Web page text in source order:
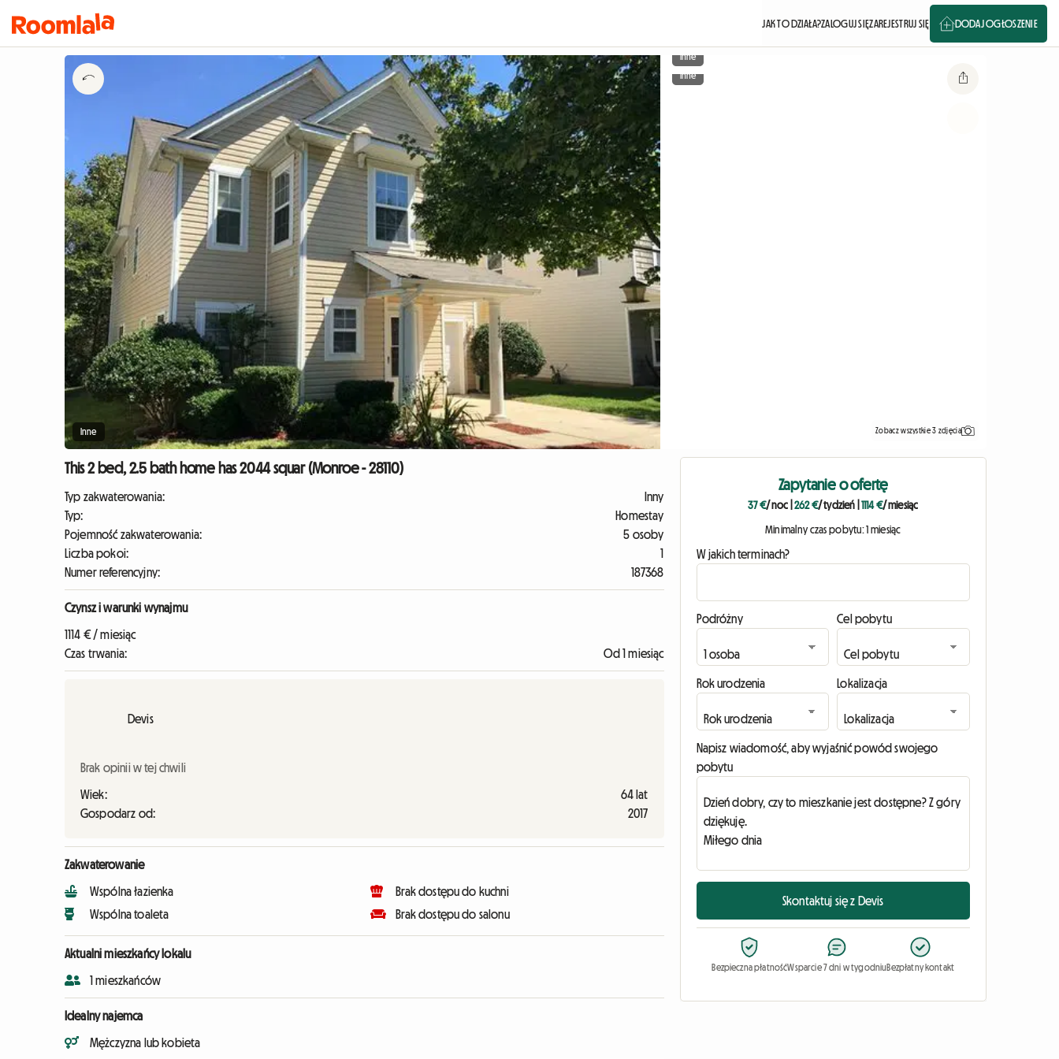
JAK TO DZIAŁA?ZALOGUJ SIĘZAREJESTRUJ SIĘ DODAJ OGŁOSZENIE
Inne
Inne
Inne
Zobacz wszystkie 3 zdjęcia
This 2 bed, 2.5 bath home has 2044 squar (Monroe - 28110)
Typ zakwaterowania:
Inny
Typ:
Homestay
Pojemność zakwaterowania:
5 osoby
Liczba pokoi:
1
Numer referencyjny:
187368
Czynsz i warunki wynajmu
1114 € / miesiąc
Czas trwania:
Od 1 miesiąc
Devis
Brak opinii w tej chwili
Wiek:
64 lat
Gospodarz od:
2017
Zakwaterowanie
Wspólna łazienka
Wspólna toaleta
Brak dostępu do kuchni
Brak dostępu do salonu
Aktualni mieszkańcy lokalu
1 mieszkańców
Idealny najemca
Mężczyzna lub kobieta
Zapytanie o ofertę
37 €/ noc |262 €/ tydzień 1114 €/ miesiąc
Minimalny czas pobytu: 1 miesiąc
W jakich terminach?
Podróżny Cel pobytu
Rok urodzenia Lokalizacja
Napisz wiadomość, aby wyjaśnić powód swojego
pobytu
Skontaktuj się z Devis
Bezpieczna płatnośćWsparcie 7 dni w tygodniuBezpłatny kontakt